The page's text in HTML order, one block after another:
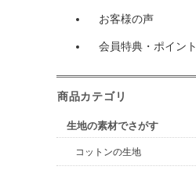
お客様の声
会員特典・ポイント
商品カテゴリ
生地の素材でさがす
コットンの生地